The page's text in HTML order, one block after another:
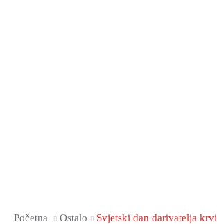
Početna Ostalo Svjetski dan darivatelja krvi